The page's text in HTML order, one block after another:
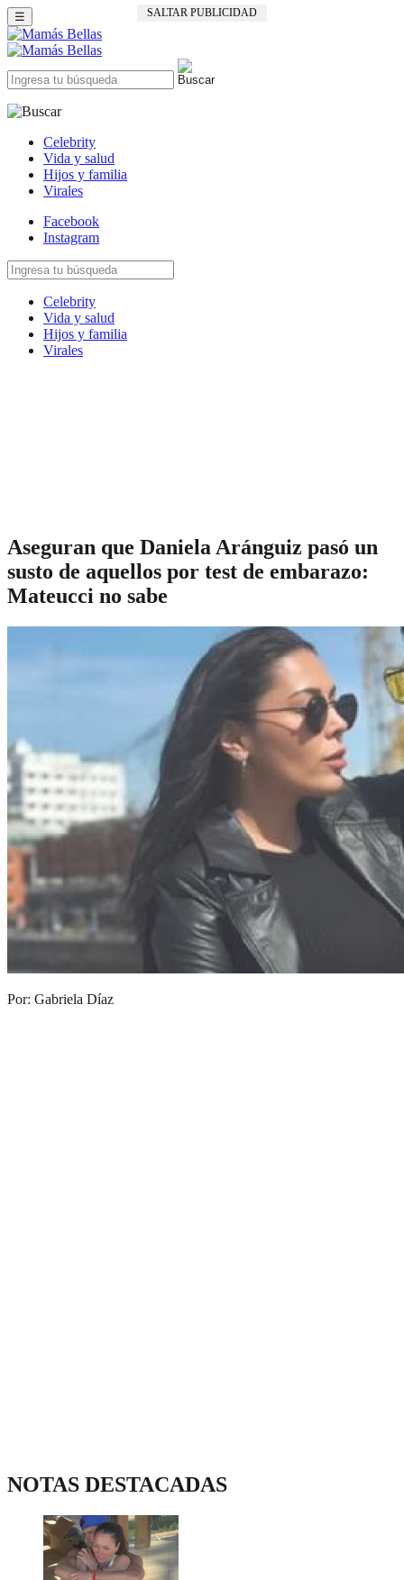
SALTAR PUBLICIDAD
☰
Celebrity
Vida y salud
Hijos y familia
Virales
Facebook
Instagram
Celebrity
Vida y salud
Hijos y familia
Virales
Aseguran que Daniela Aránguiz pasó un
susto de aquellos por test de embarazo:
Mateucci no sabe
Por: Gabriela Díaz
NOTAS DESTACADAS